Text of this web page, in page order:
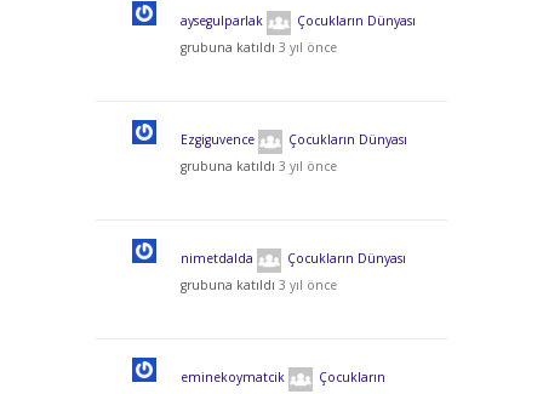
aysegulparlak
Çocukların Dünyası
grubuna katıldı 3 yıl önce
Ezgiguvence
Çocukların Dünyası
grubuna katıldı 3 yıl önce
nimetdalda
Çocukların Dünyası
grubuna katıldı 3 yıl önce
eminekoymatcik Çocukların